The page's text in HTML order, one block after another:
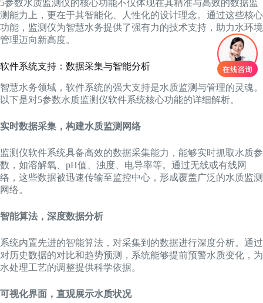
5参数水质监测仪的核心功能不仅体现在其精准与高效的数据监
测能力上，更在于其智能化、人性化的设计理念。通过这些核心
功能，监测仪为智慧水务提供了强有力的技术支持，助力水环境
管理迈向新高度。
软件系统支持：数据采集与智能分析
智慧水务领域，软件系统的强大支持是水质监测与管理的灵魂。
以下是对5参数水质监测仪软件系统核心功能的详细解析。
实时数据采集，构建水质监测网络
监测仪软件系统具备高效的数据采集能力，能够实时抓取水质参
数，如溶解氧、pH值、浊度、电导率等。通过无线或有线网
络，这些数据被迅速传输至监控中心，形成覆盖广泛的水质监测
网络。
智能算法，深度数据分析
系统内置先进的智能算法，对采集到的数据进行深度分析。通过
对历史数据的对比和趋势预测，系统能够提前预警水质变化，为
水处理工艺的调整提供科学依据。
可视化界面，直观展示水质状况